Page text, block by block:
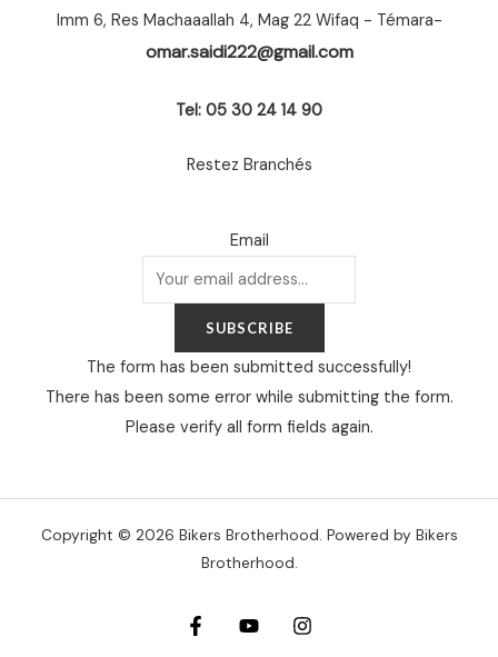
Imm 6, Res Machaaallah 4, Mag 22 Wifaq - Témara-
omar.saidi222@gmail.com
Tel: 05 30 24 14 90
Restez Branchés
Email
SUBSCRIBE
The form has been submitted successfully!
There has been some error while submitting the form.
Please verify all form fields again.
Copyright © 2026 Bikers Brotherhood. Powered by Bikers
Brotherhood.